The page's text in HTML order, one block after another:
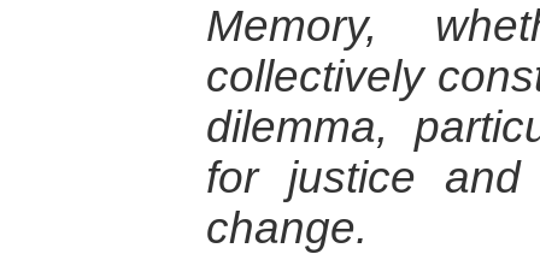
Memory,
collectively
dilemma,
for justice
change.